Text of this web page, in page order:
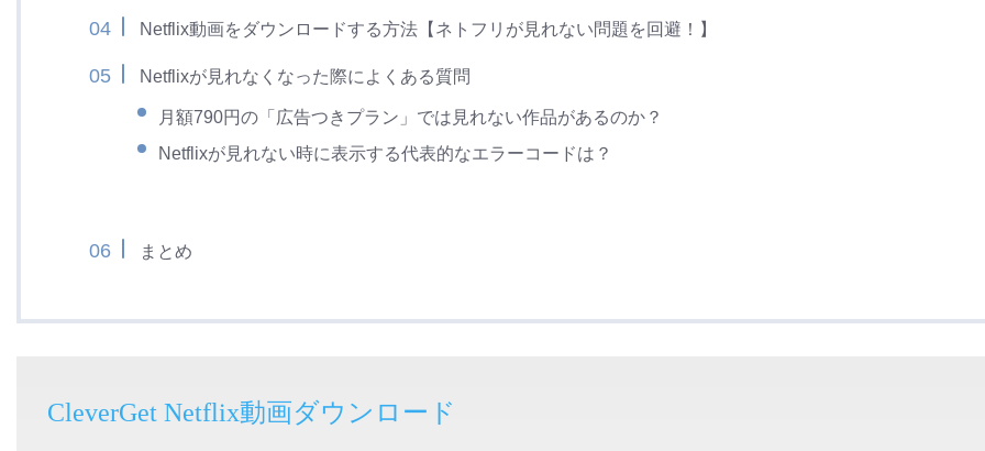
Netflix動画をダウンロードする方法【ネトフリが見れない問題を回避！】
Netflixが見れなくなった際によくある質問
月額790円の「広告つきプラン」では見れない作品があるのか？
Netflixが見れない時に表示する代表的なエラーコードは？
まとめ
CleverGet Netflix動画ダウンロード